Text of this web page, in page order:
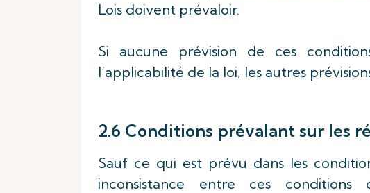
Lois doivent prévaloir.
Si aucune prévision de ces
l’applicabilité de la loi, les autres
2.6 Conditions prévalant sur les
Sauf ce qui est prévu dans les
inconsistance entre ces